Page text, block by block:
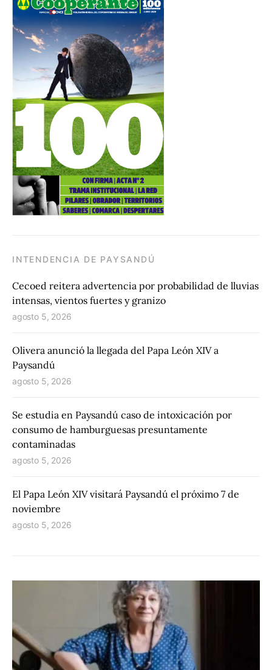
INTENDENCIA DE PAYSANDÚ
Cecoed reitera advertencia por probabilidad de lluvias
intensas, vientos fuertes y granizo
agosto 5, 2026
Olivera anunció la llegada del Papa León XIV a
Paysandú
agosto 5, 2026
Se estudia en Paysandú caso de intoxicación por
consumo de hamburguesas presuntamente
contaminadas
agosto 5, 2026
El Papa León XIV visitará Paysandú el próximo 7 de
noviembre
agosto 5, 2026